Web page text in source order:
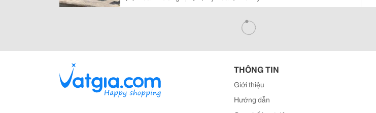
THÔNG TIN
Giới thiệu
Hướng dẫn